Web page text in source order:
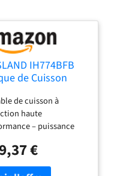
IH774BFB
de Cuisson
4 foyers avec
en inox, zone
BBQ,
7000W
non incluse)
de cuisson à
haute
– puissance
par curseur.
de ventilation
€